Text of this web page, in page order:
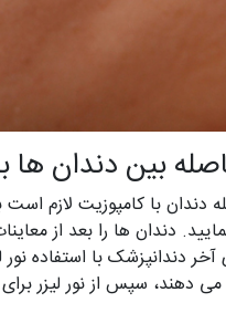
بین دندان ها
دندان با کامپوزیت لازم
دندان ها را بعد از
دندانپزشک با استفاده نور
دهند، سپس از نور لیزر